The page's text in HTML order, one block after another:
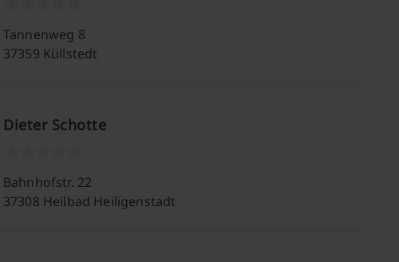
Tannenweg 8
37359 Küllstedt
Dieter Schotte
Bahnhofstr. 22
37308 Heilbad Heiligenstadt